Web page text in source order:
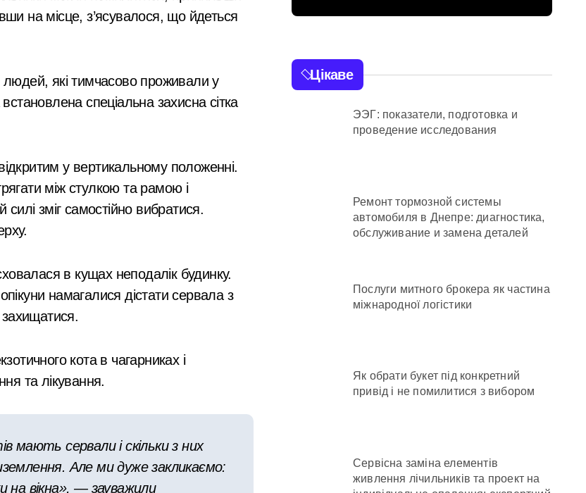
фінансова підтримка для постраждалих від війни підприємств
втратила $18 тисяч через фейкового полковника СБУ
6 квартир у Києві, апартаменти в Буковелі та активи на понад 20 млн грн
100 тисяч книг та всі свої запаси
сигнальні ракети у дворі»
рф
серверів: поліція Києва висунула підозру посадовцю Державної служби зайнятості
київської швидкої віддав бюджетні кошти шахраям
російської агресії
станції «Квітнева» у Києві пропонують збільшити кількість бетонних укриттів
місто разом з Агентством відновлення укладають контракти на понад 1,5 ГВт потужностей
офіс закритий, телефони мовчать, керівник покинув місто
на місце, з’ясувалося, що йдеться
які тимчасово проживали у
спеціальна захисна сітка
у вертикальному положенні.
між стулкою та рамою і
зміг самостійно вибратися.
в кущах неподалік будинку.
намагалися дістати сервала з
захищатися.
кота в чагарниках і
та лікування.
мають сервали і скільки з них
Але ми дуже закликаємо:
на вікна», — зауважили
закритий, телефони
Цікаве
ЭЭГ: показатели, подготовка и
проведение исследования
Ремонт тормозной системы
автомобиля в Днепре: диагностика,
обслуживание и замена деталей
Послуги митного брокера як частина
міжнародної логістики
Як обрати букет під конкретний
привід і не помилитися з вибором
Сервісна заміна елементів
живлення лічильників та проект на